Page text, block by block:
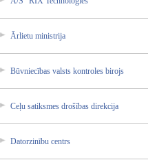
Ārlietu ministr­ija
Būvniec­ības valsts kontrol­es birojs
Ceļu satiksm­es drošība­s direkci­ja
Datorzi­nību centrs